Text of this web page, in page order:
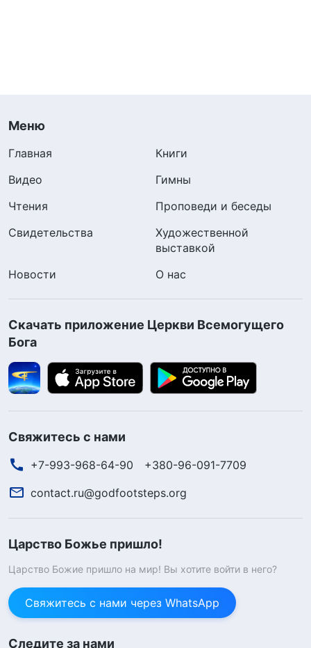
Меню
Главная
Книги
Видео
Гимны
Чтения
Проповеди и беседы
Свидетельства
Художественной
выставкой
Новости
О нас
Скачать приложение Церкви Всемогущего
Бога
Свяжитесь с нами
+7-993-968-64-90
+380-96-091-7709
contact.ru@godfootsteps.org
Царство Божье пришло!
Царство Божие пришло на мир! Вы хотите войти в него?
Свяжитесь с нами через WhatsApp
Следите за нами